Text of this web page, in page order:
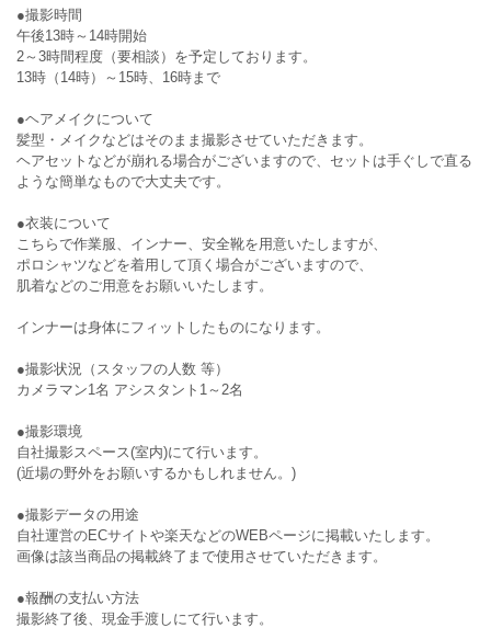
●撮影時間
午後13時～14時開始
2～3時間程度（要相談）を予定しております。
13時（14時）～15時、16時まで
●ヘアメイクについて
髪型・メイクなどはそのまま撮影させていただきます。
ヘアセットなどが崩れる場合がございますので、セットは手ぐしで直る
ような簡単なもので大丈夫です。
●衣装について
こちらで作業服、インナー、安全靴を用意いたしますが、
ポロシャツなどを着用して頂く場合がございますので、
肌着などのご用意をお願いいたします。
インナーは身体にフィットしたものになります。
●撮影状況（スタッフの人数 等）
カメラマン1名 アシスタント1～2名
●撮影環境
自社撮影スペース(室内)にて行います。
(近場の野外をお願いするかもしれません。)
●撮影データの用途
自社運営のECサイトや楽天などのWEBページに掲載いたします。
画像は該当商品の掲載終了まで使用させていただきます。
●報酬の支払い方法
撮影終了後、現金手渡しにて行います。